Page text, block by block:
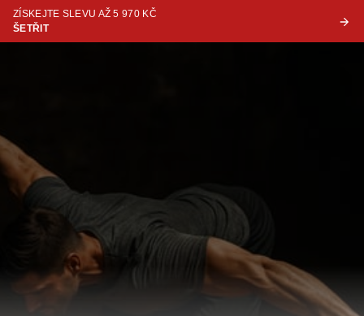
ZÍSKEJTE SLEVU AŽ 5 970 KČ
ŠETŘIT